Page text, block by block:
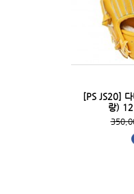
[PS JS20]
랑) 12